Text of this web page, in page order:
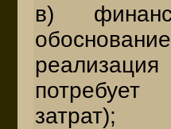
в)
затрат);